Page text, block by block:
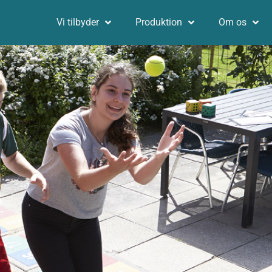
Vi tilbyder Produktion Om os